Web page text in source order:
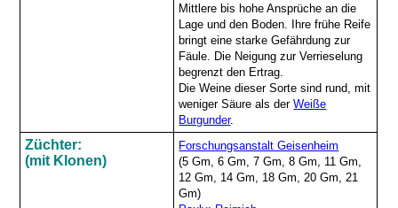
Mittlere bis hohe Ansprüche an die
Lage und den Boden. Ihre frühe Reife
bringt eine starke Gefährdung zur
Fäule. Die Neigung zur Verrieselung
begrenzt den Ertrag.
Die Weine dieser Sorte sind rund, mit
weniger Säure als derWeiße
Burgunder.
Züchter:
(mit Klonen)
Forschungsanstalt Geisenheim
(5 Gm, 6 Gm, 7 Gm, 8 Gm, 11 Gm,
12 Gm, 14 Gm, 18 Gm, 20 Gm, 21
Gm)